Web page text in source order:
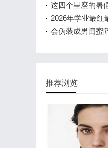
这四个星座的暑
2026年学业最红
会伪装成男闺蜜
推荐浏览